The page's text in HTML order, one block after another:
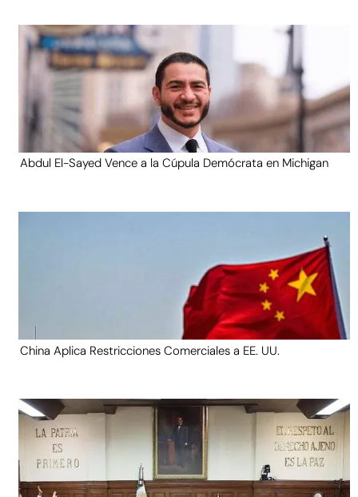
Abdul El-Sayed Vence a la Cúpula Demócrata en Michigan
China Aplica Restricciones Comerciales a EE. UU.